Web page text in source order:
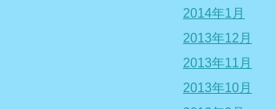
2014年1月
2013年12月
2013年11月
2013年10月